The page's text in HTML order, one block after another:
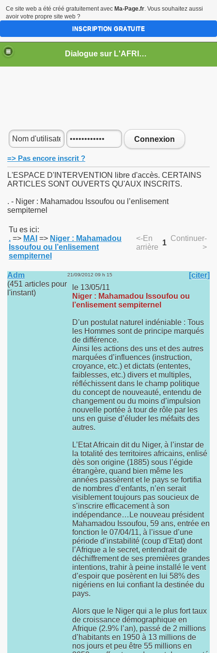
Dialogue sur L'AFRIQUE
Connexion
=> Pas encore inscrit ?
L'ESPACE D'INTERVENTION libre d'accès. CERTAINS
ARTICLES SONT OUVERTS QU'AUX INSCRITS.
. - Niger : Mahamadou Issoufou ou l’enlisement
sempiternel
Tu es ici:
. => MAI => Niger : Mahamadou
Issoufou ou l’enlisement
sempiternel
<-En
arrière
1
Continuer-
>
Adm
(451 articles pour
l'instant)
21/09/2012 09 h 15
[citer]
le 13/05/11
Niger : Mahamadou Issoufou ou
l’enlisement sempiternel
D’un postulat naturel indéniable : Tous
les Hommes sont de principe marqués
de différence.
Ainsi les actions des uns et des autres
marquées d’influences (instruction,
croyance, etc.) et dictats (ententes,
faiblesses, etc.) divers et multiples,
réfléchissent dans le champ politique
du concept de nouveauté, entendu de
changement ou du moins d’impulsion
nouvelle portée à tour de rôle par les
uns en guise d’éluder les méfaits des
autres.
L’Etat Africain dit du Niger, à l’instar de
la totalité des territoires africains, enlisé
dès son origine (1885) sous l’égide
étrangère, quand bien même les
années passèrent et le pays se fortifia
de nombres d’enfants, n’en serait
visiblement toujours pas soucieux de
s’inscrire efficacement à son
indépendance…Le nouveau président
Mahamadou Issoufou, 59 ans, entrée en
fonction le 07/04/11, à l’issue d’une
période d’instabilité (coup d’Etat) dont
l’Afrique a le secret, entendrait de
déchiffrement de ses premières grandes
intentions, trahir à peine installé le vent
d’espoir que posèrent en lui 58% des
nigériens en lui confiant la destinée du
pays.
Alors que le Niger qui a le plus fort taux
de croissance démographique en
Afrique (2.9% l’an), passé de 2 millions
d’habitants en 1950 à 13 millions de
nos jours et peu être 55 millions en
au service de l'Afrique !
en esquivant la Justice !!!
catégorie noire dans la politique !
et sauvegarde de l'honneur !
le salmigondis réchauffé !!!
Ce site web a été créé gratuitement avec Ma-Page.fr. Vous souhaitez aussi
avoir votre propre site web ?
INSCRIPTION GRATUITE